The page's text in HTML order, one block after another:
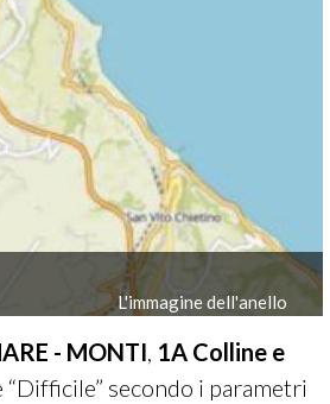
L'immagine dell'anello
- MONTI 1A Colline e
“Difficile” secondo i parametri